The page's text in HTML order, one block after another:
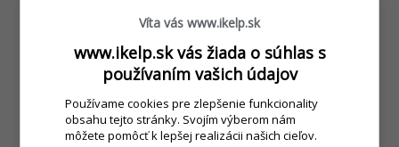
Pridanie a nastavenie rýchlej - automatickej
poznámky k jedlám a nápojom
Víta vás www.ikelp.sk
www.ikelp.sk vás žiada o súhlas s
používaním vašich údajov
Používame cookies pre zlepšenie funkcionality
obsahu tejto stránky. Svojím výberom nám
môžete pomôcť k lepšej realizácii našich cieľov.